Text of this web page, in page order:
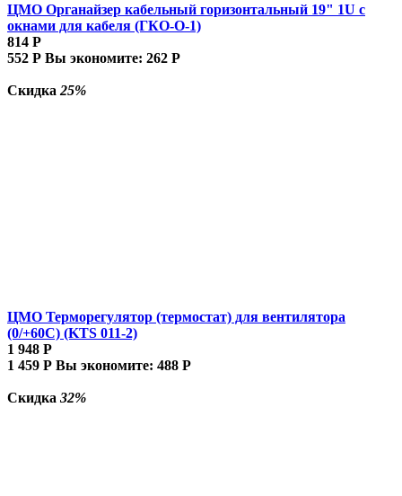
ЦМО Органайзер кабельный горизонтальный 19" 1U с
окнами для кабеля (ГКО-О-1)
814 Р
552 Р Вы экономите: 262 Р
Скидка 25%
ЦМО Терморегулятор (термостат) для вентилятора
(0/+60С) (KTS 011-2)
1 948 Р
1 459 Р Вы экономите: 488 Р
Скидка 32%